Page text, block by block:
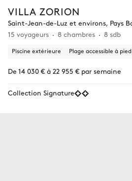
VILLA ZORION
15 voyageurs
8 chambres 8 sdb
Piscine extérieure Plage accessible à pied
De 14 030 € à 22 955 € par semaine
Collection Signature